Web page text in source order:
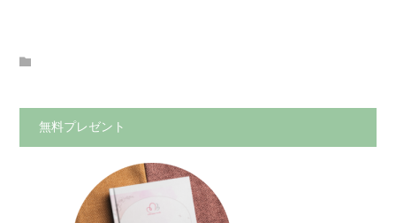
無料プレゼント